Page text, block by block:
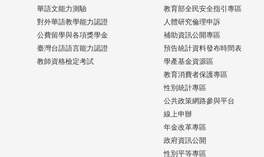
華語文能力測驗
對外華語教學能力認證
公費留學與各項獎學金
臺灣台語語言能力認證
教師資格檢定考試
教育部全民安全指引專區
人體研究倫理申訴
補助資訊公開專區
預告統計資料發布時間表
學產基金資源區
教育消費者保護專區
性別統計專區
公共政策網路參與平台
線上申辦
年金改革專區
政府資訊公開
性別平等專區